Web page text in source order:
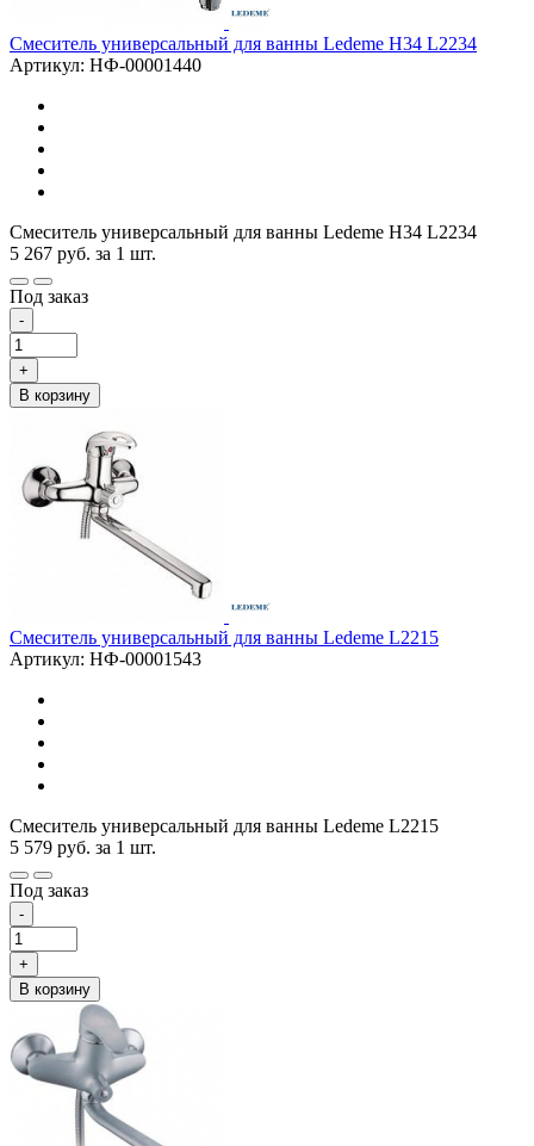
Смеситель универсальный для ванны Ledeme H34 L2234
Артикул: НФ-00001440
Смеситель универсальный для ванны Ledeme H34 L2234
5 267 руб. за 1 шт.
Под заказ
-
+
В корзину
Смеситель универсальный для ванны Ledeme L2215
Артикул: НФ-00001543
Смеситель универсальный для ванны Ledeme L2215
5 579 руб. за 1 шт.
Под заказ
-
+
В корзину